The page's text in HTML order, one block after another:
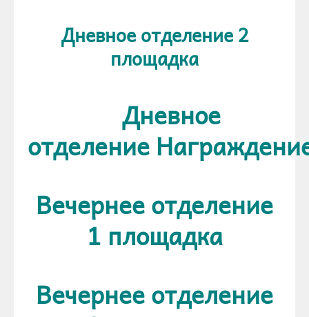
Дневное отделение 2
площадка
Дневное
отделение
Вечернее отделение
1 площадка
Вечернее отделение